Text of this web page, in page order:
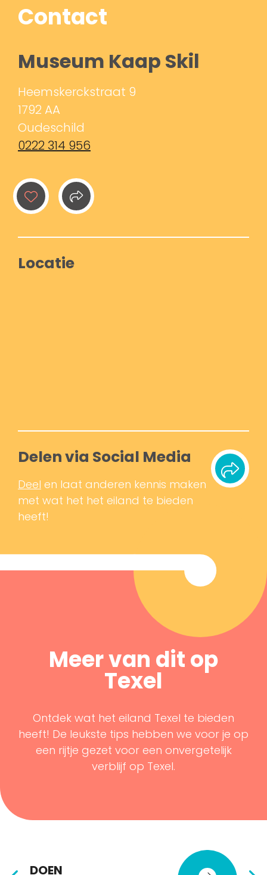
Contact
Museum Kaap Skil
Heemskerckstraat 9
1792 AA
Oudeschild
0222 314 956
Locatie
Delen via Social Media
Deel en laat anderen kennis maken
met wat het het eiland te bieden
heeft!
Meer van dit op
Texel
Ontdek wat het eiland Texel te bieden
heeft! De leukste tips hebben we voor je op
een rijtje gezet voor een onvergetelijk
verblijf op Texel.
DOEN